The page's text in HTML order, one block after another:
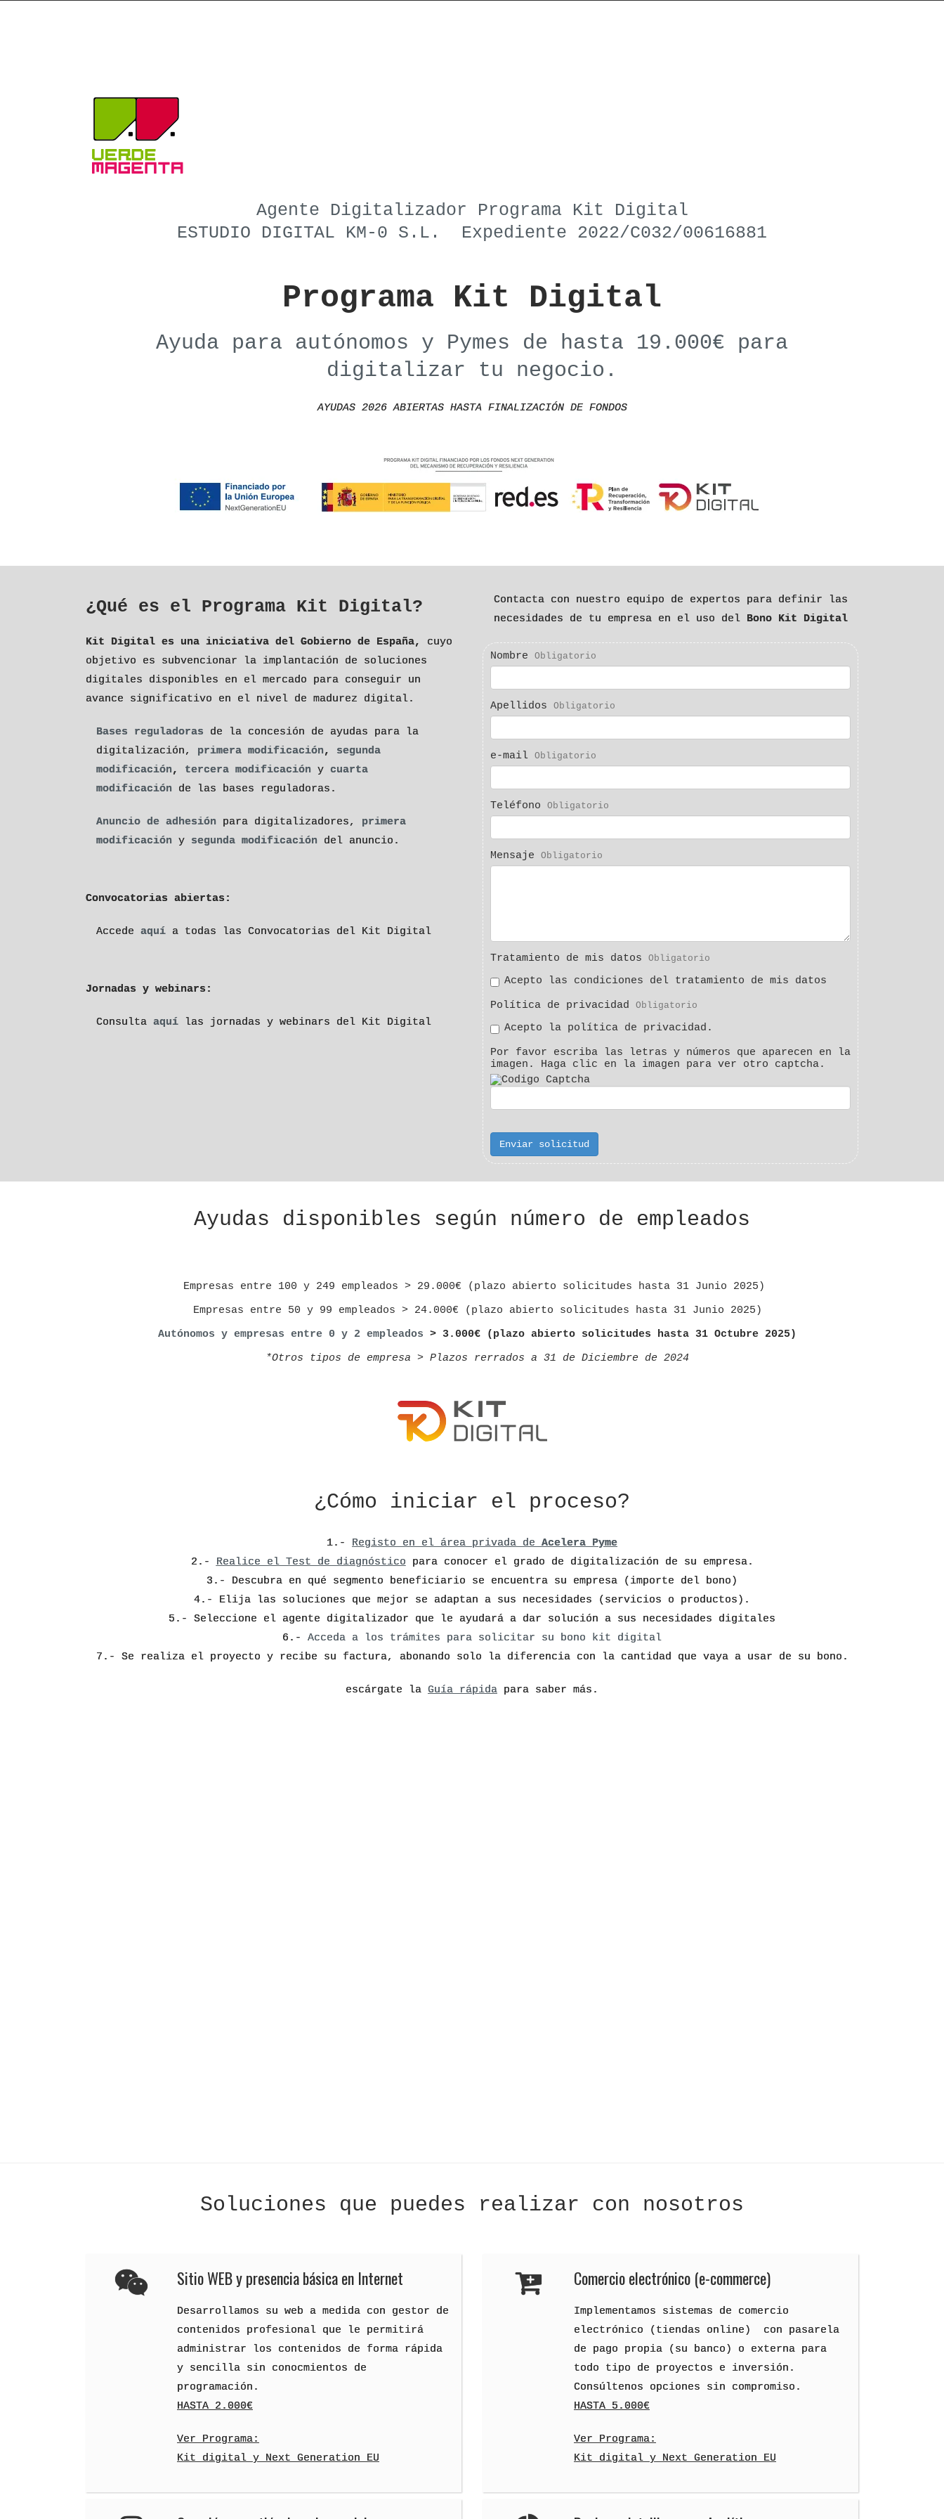
Agente Digitalizador Programa Kit Digital
ESTUDIO DIGITAL KM-0 S.L. Expediente 2022/C032/00616881
Programa Kit Digital
Ayuda para autónomos y Pymes de hasta 19.000€ para
digitalizar tu negocio.
AYUDAS 2026 ABIERTAS HASTA FINALIZACIÓN DE FONDOS
¿Qué es el Programa Kit Digital?
Kit Digital es una iniciativa del Gobierno de España,
cuyo
objetivo es subvencionar la implantación de soluciones
digitales disponibles en el mercado para conseguir un
avance significativo en el nivel de madurez digital.
Bases reguladoras de la concesión de ayudas para la
digitalización, primera modificación,
segunda
modificación, tercera modificación y cuarta
modificación de las bases reguladoras.
Anuncio de adhesión para digitalizadores, primera
modificación y segunda modificación del anuncio.
Convocatorias abiertas:
Accede aquí a todas las Convocatorias del Kit Digital
Jornadas y webinars:
Consulta aquí las jornadas y webinars del Kit Digital
Contacta con nuestro equipo de expertos para definir las
necesidades de tu empresa en el uso del Bono Kit Digital
Nombre Obligatorio
Apellidos Obligatorio
e-mail Obligatorio
Teléfono Obligatorio
Mensaje Obligatorio
Tratamiento de mis datos Obligatorio
Acepto las condiciones del tratamiento de mis datos
Política de privacidad Obligatorio
Acepto la política de privacidad.
Por favor escriba las letras y números que aparecen en la
imagen. Haga clic en la imagen para ver otro captcha.
Enviar solicitud
Ayudas disponibles según número de empleados
Empresas entre 100 y 249 empleados > 29.000€ (plazo abierto solicitudes hasta 31 Junio 2025) ​​​​​​
Empresas entre 50 y 99 empleados > 24.000€ (plazo abierto solicitudes hasta 31 Junio 2025)
Autónomos y empresas entre 0 y 2 empleados > 3.000€ (plazo abierto solicitudes hasta 31 Octubre 2025)
*Otros tipos de empresa > Plazos rerrados a 31 de Diciembre de 2024
¿Cómo iniciar el proceso?
1.- Registo en el área privada deAcelera Pyme
2.-Realice el Test de diagnósticopara conocer el grado de digitalización de su empresa.
3.- Descubra en qué segmento beneficiario se encuentra su empresa (importe del bono)
4.- Elija las soluciones que mejor se adaptan a sus necesidades (servicios o productos).
5.- Seleccione el agente digitalizador que le ayudará a dar solución a sus necesidades digitales
6.- Acceda a los trámites para solicitar su bono kit digital
7.- Se realiza el proyecto y recibe su factura, abonando solo la diferencia con la cantidad que vaya a usar de su bono.
escárgate la Guía rápida para saber más.
Soluciones que puedes realizar con nosotros
Sitio WEB y presencia básica en Internet
Desarrollamos su web a medida con gestor de
contenidos profesional que le permitirá
administrar los contenidos de forma rápida
y sencilla sin conocmientos de
programación.
HASTA 2.000€
Ver Programa:
Kit digital y Next Generation EU
Comercio electrónico (e-commerce)
Implementamos sistemas de comercio
electrónico (tiendas online) con pasarela
de pago propia (su banco) o externa para
todo tipo de proyectos e inversión.
Consúltenos opciones sin compromiso.
HASTA 5.000€
Ver Programa:
Kit digital y Next Generation EU